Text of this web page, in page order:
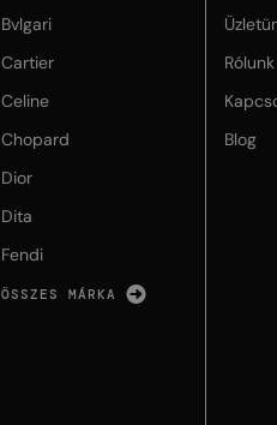
Bvlgari
Cartier
Celine
Chopard
Dior
Dita
Fendi
ÖSSZES MÁRKA
Rólunk
Blog